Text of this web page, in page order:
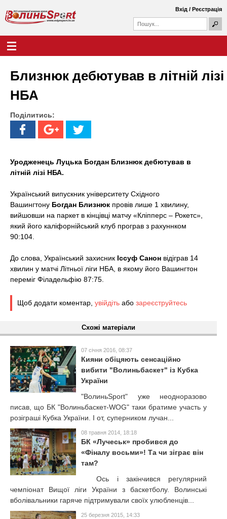
вмісту
В
л
и
н
ь
S
p
o
о
у
о
о
ш
Вхід / Реєстрація
Близнюк дебютував в літній лізі
НБА
Поділитись:
Уродженець Луцька Богдан Близнюк дебютував в
літній лізі НБА.
Український випускник університету Східного
Вашингтону Богдан Близнюк провів лише 1 хвилину,
вийшовши на паркет в кінцівці матчу «Кліпперс – Рокетс»,
який його каліфорнійський клуб програв з рахуннком
90:104.
До слова, Український захисник Іссуф Санон відіграв 14
хвилин у матчі Літньої ліги НБА, в якому його Вашингтон
переміг Філадельфію 87:75.
Щоб додати коментар, увійдіть або зареєструйтесь
Схожі матеріали
07 січня 2016, 08:37
Кияни обіцяють сенсаційно
вибити "Волиньбаскет" із Кубка
України
"ВолиньSport" уже неодноразово
писав, що БК "Волиньбаскет-WOG" таки братиме участь у
розіграші Кубка України. І от, суперником лучан...
08 травня 2014, 18:18
БК «Лучеськ» пробився до
«Фіналу восьми»! Та чи зіграє він
там?
Ось і закінчився регулярний
чемпіонат Вищої ліги України з баскетболу. Волинські
вболівальники гаряче підтримували своїх улюбленців...
25 березня 2015, 14:33